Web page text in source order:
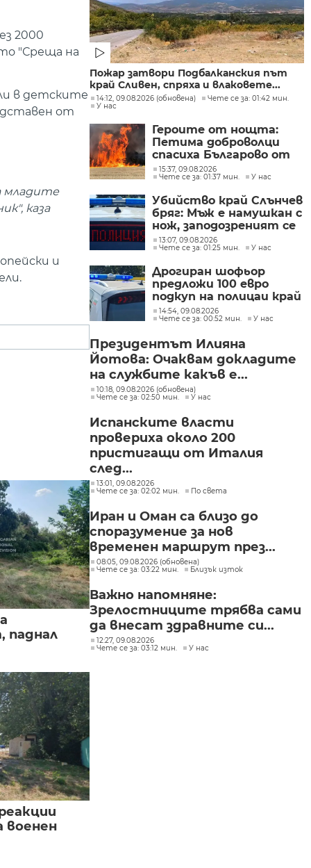
2000
"Среща на
в детските
от
младите
каза
и
паднал
военен
Пожар затвори Подбалканския път
край Сливен, спряха и влаковете...
14:12, 09.08.2026 (обновена)
Чете се за: 01:42 мин.
У нас
Героите от нощта:
Петима доброволци
спасиха Българово от
огнен капан
15:37, 09.08.2026
Чете се за: 01:37 мин.
У нас
Убийство край Слънчев
бряг: Мъж е намушкан с
нож, заподозреният се
опитал да избяга
13:07, 09.08.2026
Чете се за: 01:25 мин.
У нас
Дрогиран шофьор
предложи 100 евро
подкуп на полицаи край
Поморие
14:54, 09.08.2026
Чете се за: 00:52 мин.
У нас
Президентът Илияна
Йотова: Очаквам докладите
на службите какъв е...
10:18, 09.08.2026 (обновена)
Чете се за: 02:50 мин.
У нас
Испанските власти
провериха около 200
пристигащи от Италия
след...
13:01, 09.08.2026
Чете се за: 02:02 мин.
По света
Иран и Оман са близо до
споразумение за нов
временен маршрут през...
08:05, 09.08.2026 (обновена)
Чете се за: 03:22 мин.
Близък изток
Важно напомняне:
Зрелостниците трябва сами
да внесат здравните си...
12:27, 09.08.2026
Чете се за: 03:12 мин.
У нас